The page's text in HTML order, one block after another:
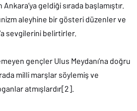
Ankara’ya geldiği sırada başlamıştır.
aleyhine bir gösteri düzenler ve
sevgilerini belirtirler.
gençler Ulus Meydanı’na doğru
milli marşlar söylemiş ve
atmışlardır[2].